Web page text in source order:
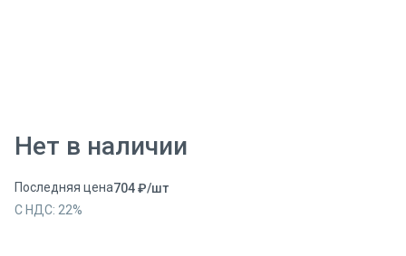
Нет в наличии
Последняя цена704₽/шт
С НДС: 22%